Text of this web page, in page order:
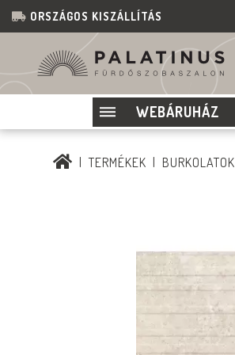
ORSZÁGOS KISZÁLLÍTÁS
WEBÁRUHÁZ
TERMÉKEK BURKOLATOK